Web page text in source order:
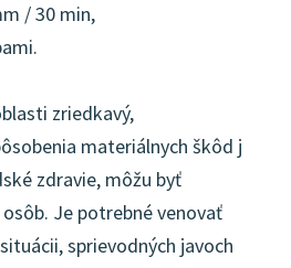
/ 30 min,
zriedkavý,
materiálnych škôd j
zdravie, môžu byť
Je potrebné venovať
sprievodných javoch